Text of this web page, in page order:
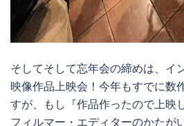
そしてそして忘年会の締めは、イ
映像作品上映会！今年もすでに数
すが、もし『作品作ったので上映
フィルマー・エディターのかたが